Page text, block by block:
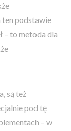
ten podstawie
– to metoda dla
są też
pod tę
– w